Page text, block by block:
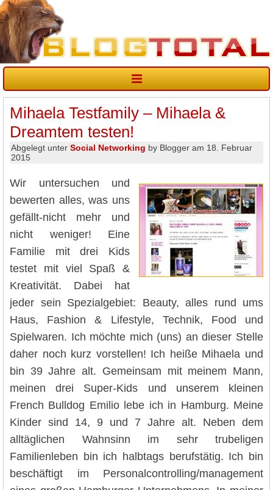
Mihaela Testfamily – Mihaela &
Dreamtem testen!
Abgelegt unter Social Networking by Blogger am 18. Februar
2015
Wir untersuchen und
bewerten alles, was uns
gefällt-nicht mehr und
nicht weniger! Eine
Familie mit drei Kids
testet mit viel Spaß &
Kreativität. Dabei hat
jeder sein Spezialgebiet: Beauty, alles rund ums
Haus, Fashion & Lifestyle, Technik, Food und
Spielwaren. Ich möchte mich (uns) an dieser Stelle
daher noch kurz vorstellen! Ich heiße Mihaela und
bin 39 Jahre alt. Gemeinsam mit meinem Mann,
meinen drei Super-Kids und unserem kleinen
French Bulldog Emilio lebe ich in Hamburg. Meine
Kinder sind 14, 9 und 7 Jahre alt. Neben dem
alltäglichen Wahnsinn im sehr trubeligen
Familienleben bin ich halbtags berufstätig. Ich bin
beschäftigt im Personalcontrolling/management